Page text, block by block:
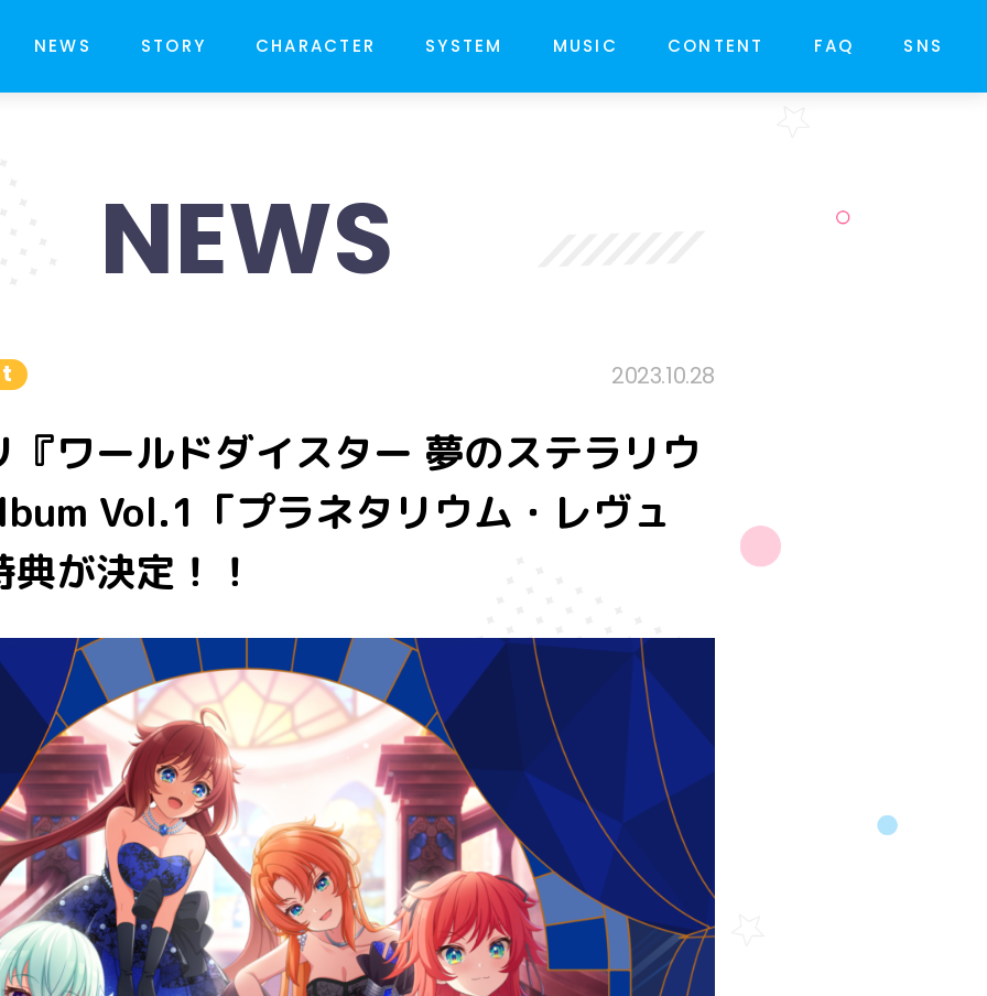
NEWS STORY CHARACTER SYSTEM MUSIC CONTENT FAQ SNS
NEWS
2023.10.28
ワールドダイスター 夢のステラリウ
Vol.1「プラネタリウム・レヴュ
が決定！！